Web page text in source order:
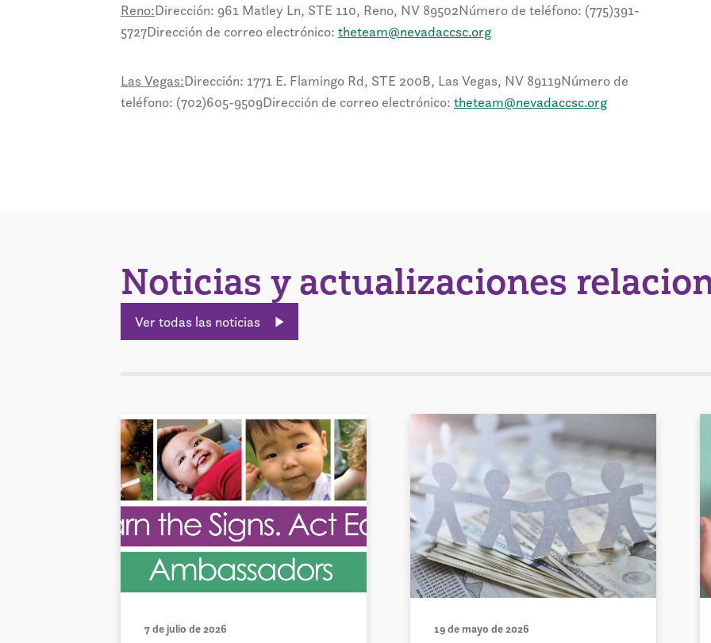
Reno:Dirección: 961 Matley Ln, STE 110, Reno, NV 89502Número de teléfono: (775)391-
5727Dirección de correo electrónico: theteam@nevadaccsc.org
Las Vegas:Dirección: 1771 E. Flamingo Rd, STE 200B, Las Vegas, NV 89119Número de
teléfono: (702)605-9509Dirección de correo electrónico: theteam@nevadaccsc.org
Noticias y actualizaciones
Ver todas las noticias
7 de julio de 2026 19 de mayo de 2026